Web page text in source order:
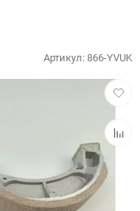
в
к
Артикул:866-YVUK